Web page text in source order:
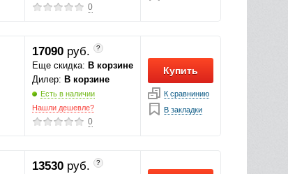
0
17090 руб. ?
Еще скидка: В корзине
Дилер: В корзине
Есть в наличии
Нашли дешевле?
0
Купить
К сравнинию
В закладки
13530 руб. ?